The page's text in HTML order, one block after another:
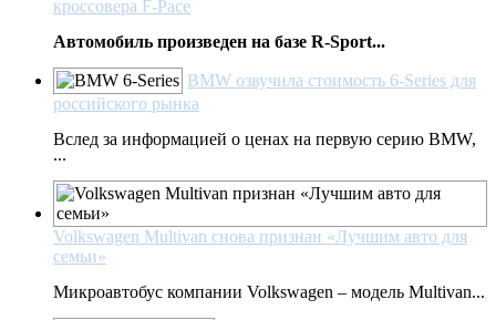
кроссовера F-Pace
Автомобиль произведен на базе R-Sport...
BMW озвучила стоимость 6-Series для
российского рынка
Вслед за информацией о ценах на первую серию BMW,
...
Volkswagen Multivan снова признан «Лучшим авто для
семьи»
Микроавтобус компании Volkswagen – модель Multivan...